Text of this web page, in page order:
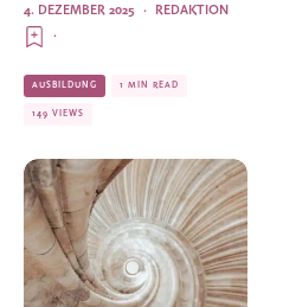
REDAKTION
·
4. DEZEMBER 2025
·
AUSBILDUNG 1 MIN READ
149 VIEWS